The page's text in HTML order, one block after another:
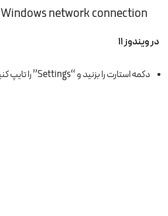
Windows network connection
در ویندوز ۱۱
دکمه استارت را بزنید و “Settings” را تایپ کنید؛